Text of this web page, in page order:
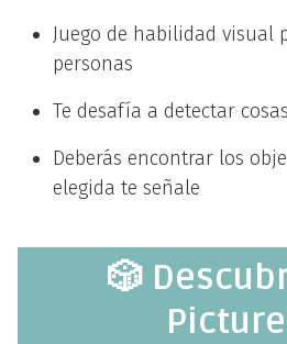
Juego de habilidad visual
personas
Te desafía a detectar
Deberás encontrar los
elegida te señale
🎲